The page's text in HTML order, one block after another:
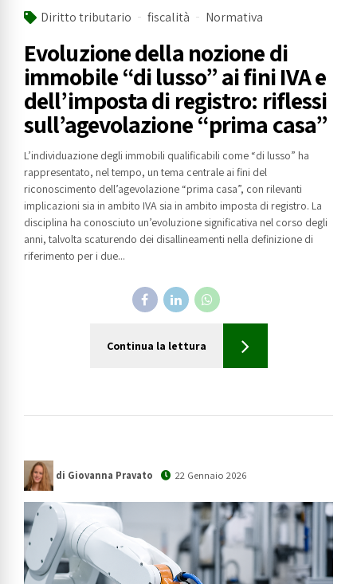
Diritto tributario fiscalità Normativa
Evoluzione della nozione di
immobile “di lusso” ai fini IVA e
dell’imposta di registro: riflessi
sull’agevolazione “prima casa”
L’individuazione degli immobili qualificabili come “di lusso” ha
rappresentato, nel tempo, un tema centrale ai fini del
riconoscimento dell’agevolazione “prima casa”, con rilevanti
implicazioni sia in ambito IVA sia in ambito imposta di registro. La
disciplina ha conosciuto un’evoluzione significativa nel corso degli
anni, talvolta scaturendo dei disallineamenti nella definizione di
riferimento per i due...
Continua la lettura
di Giovanna Pravato 22 Gennaio 2026